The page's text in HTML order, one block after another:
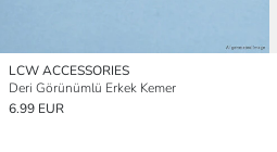
LCW ACCESSORIES
Deri Görünümlü Erkek Kemer
6.99 EUR